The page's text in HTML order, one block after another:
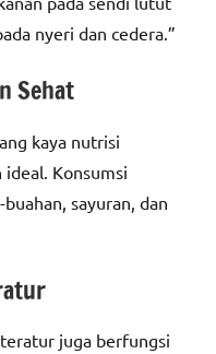
nyeri dan cedera.”
Sehat
kaya nutrisi
Konsumsi
sayuran, dan
juga berfungsi